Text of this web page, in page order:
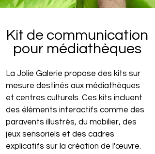
Kit de communication
pour médiathèques
La Jolie Galerie propose des kits sur
mesure destinés aux médiathèques
et centres culturels. Ces kits incluent
des éléments interactifs comme des
paravents illustrés, du mobilier, des
jeux sensoriels et des cadres
explicatifs sur la création de l'œuvre.